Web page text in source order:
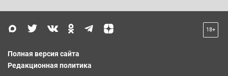
18+
Полная версия сайта
Редакционная политика